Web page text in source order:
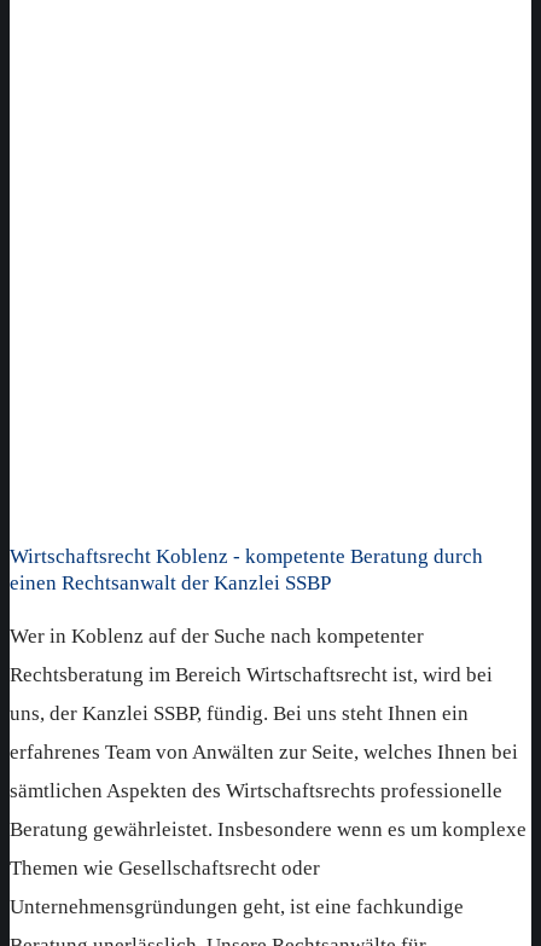
Wirtschaftsrecht Koblenz - kompetente Beratung durch
einen Rechtsanwalt der Kanzlei SSBP
Wer in Koblenz auf der Suche nach kompetenter
Rechtsberatung im Bereich Wirtschaftsrecht ist, wird bei
uns, der Kanzlei SSBP, fündig. Bei uns steht Ihnen ein
erfahrenes Team von Anwälten zur Seite, welches Ihnen bei
sämtlichen Aspekten des Wirtschaftsrechts professionelle
Beratung gewährleistet. Insbesondere wenn es um komplexe
Themen wie Gesellschaftsrecht oder
Unternehmensgründungen geht, ist eine fachkundige